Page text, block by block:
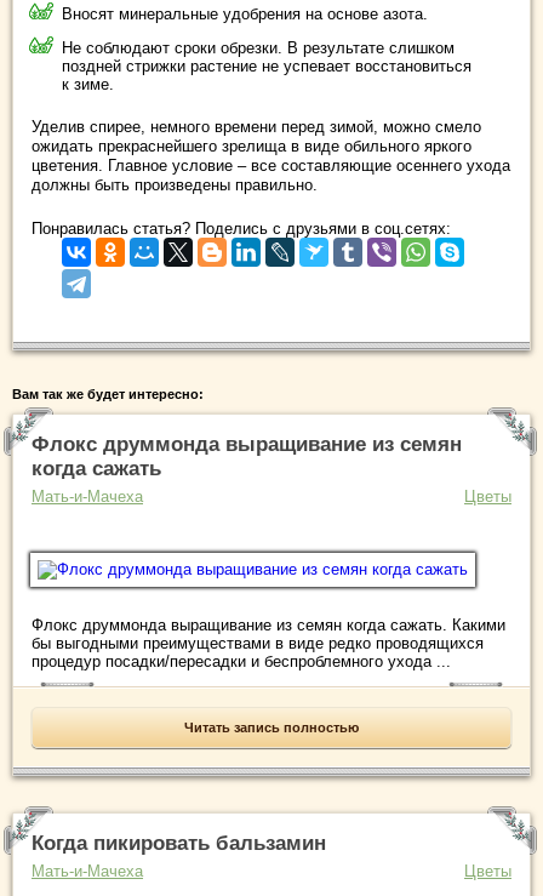
Вносят минеральные удобрения на основе азота.
Не соблюдают сроки обрезки. В результате слишком
поздней стрижки растение не успевает восстановиться
к зиме.
Уделив спирее, немного времени перед зимой, можно смело
ожидать прекраснейшего зрелища в виде обильного яркого
цветения. Главное условие – все составляющие осеннего ухода
должны быть произведены правильно.
Понравилась статья? Поделись с друзьями в соц.сетях:
Вам так же будет интересно:
Флокс друммонда выращивание из семян
когда сажать
Мать-и-Мачеха Цветы
Флокс друммонда выращивание из семян когда сажать. Какими
бы выгодными преимуществами в виде редко проводящихся
процедур посадки/пересадки и беспроблемного ухода ...
Читать запись полностью
Когда пикировать бальзамин
Мать-и-Мачеха Цветы